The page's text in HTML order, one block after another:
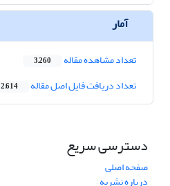
آمار
تعداد مشاهده مقاله 3,260
تعداد دریافت فایل اصل مقاله 2,614
دسترسی سریع
صفحه اصلی
درباره نشریه